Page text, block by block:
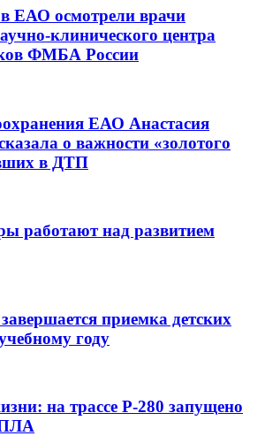
в ЕАО осмотрели врачи
клинического центра
ФМБА России
ЕАО Анастасия
о важности «золотого
в ДТП
работают над развитием
приемка детских
году
на трассе Р-280 запущено